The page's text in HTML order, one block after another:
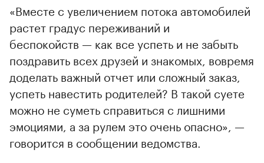
«Вместе с увеличением потока автомобилей
растет градус переживаний и
беспокойств — как все успеть и не забыть
поздравить всех друзей и знакомых, вовремя
доделать важный отчет или сложный заказ,
успеть навестить родителей? В такой суете
можно не суметь справиться с лишними
эмоциями, а за рулем это очень опасно», —
говорится в сообщении ведомства.